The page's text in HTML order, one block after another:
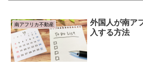
南アフリカ不動産
外国人が南ア
入する方法